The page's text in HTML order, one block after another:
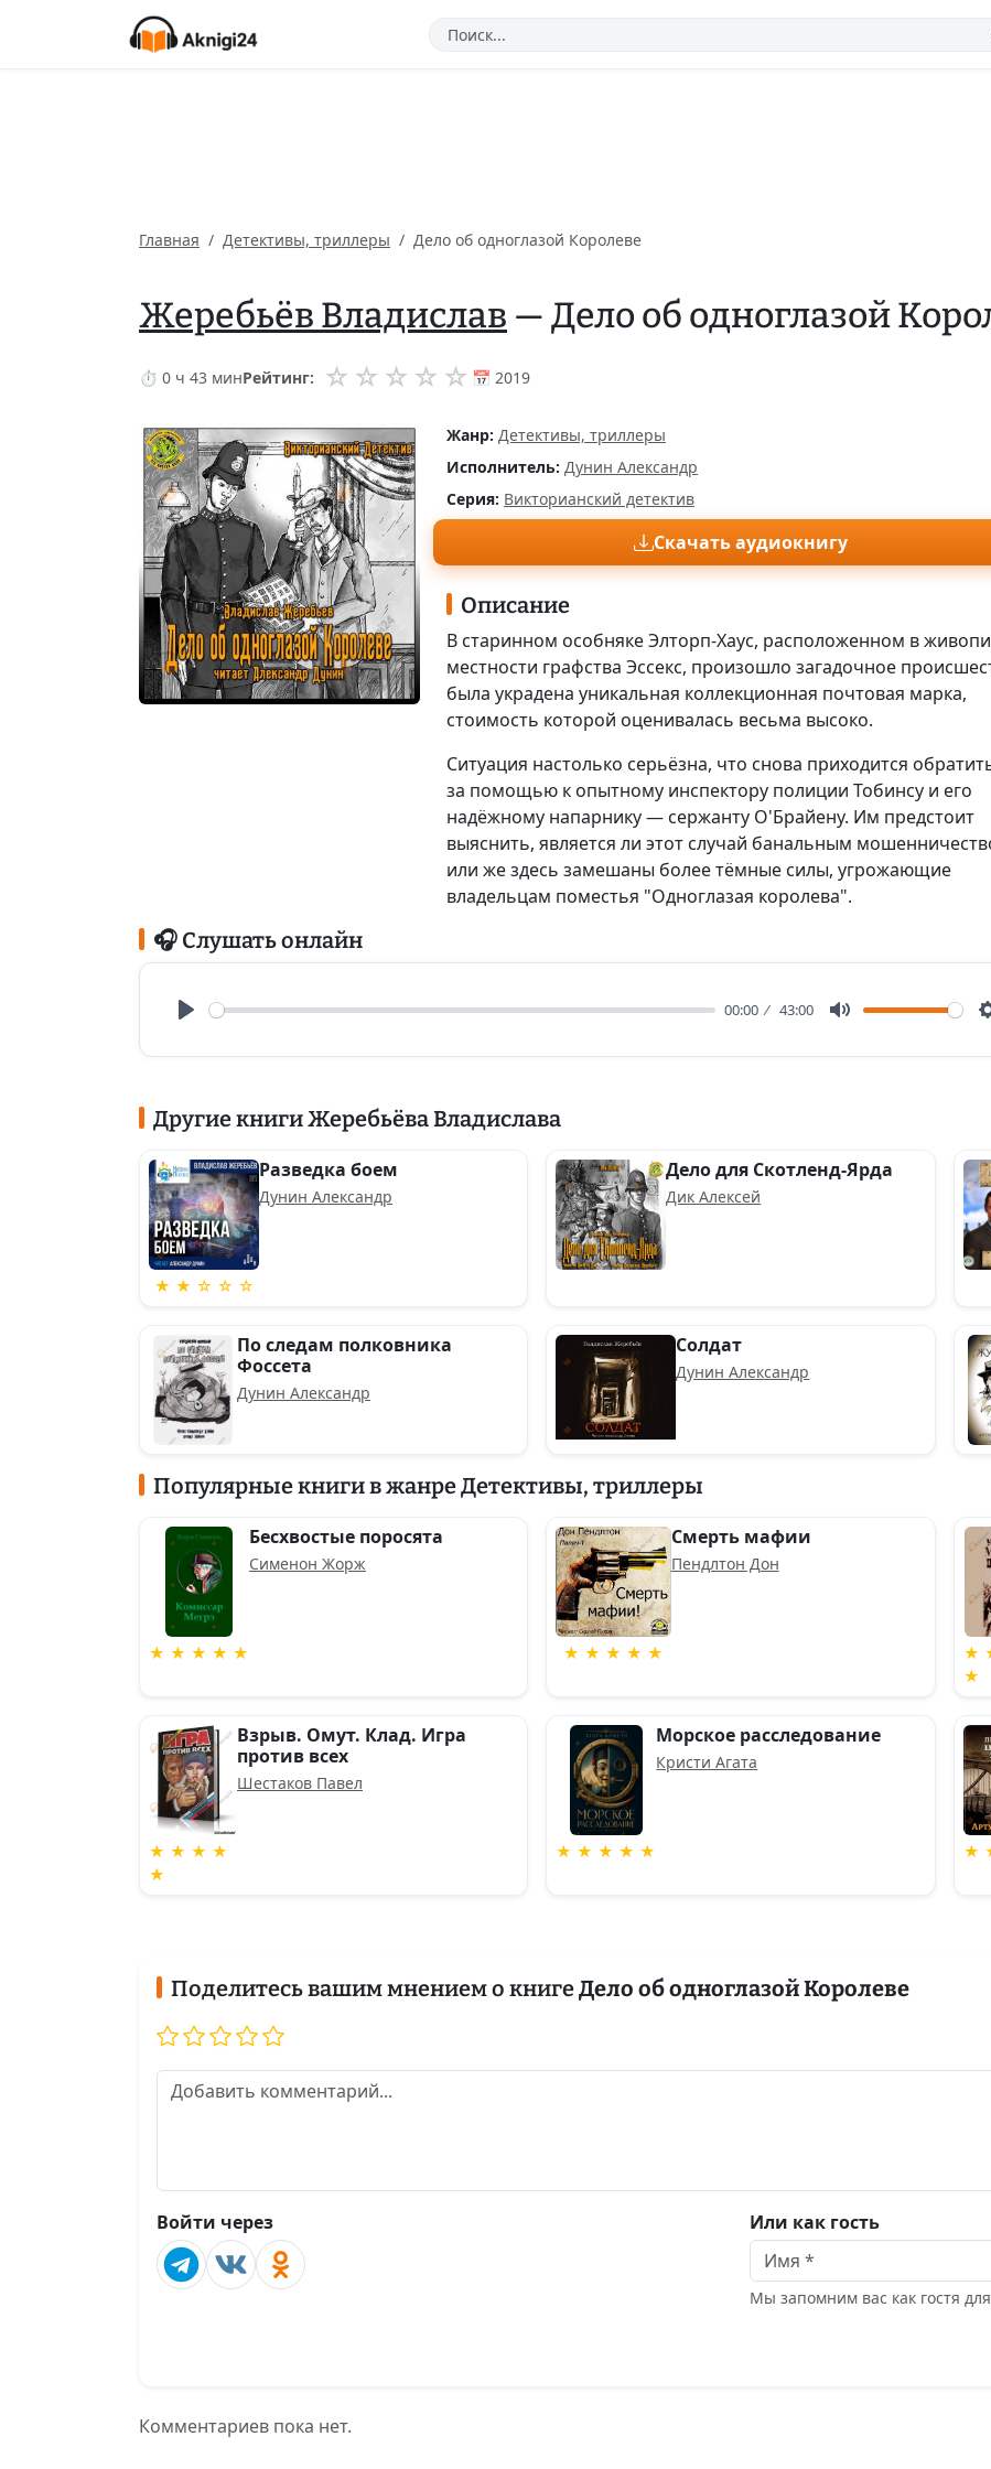
Главная Детективы, триллеры Дело об одноглазой Королеве
Жеребьёв Владислав — Дело об одноглазой
⏱ 0 ч 43 минРейтинг: ☆ ☆ ☆ ☆ ☆ 📅 2019
Жанр: Детективы, триллеры
Исполнитель: Дунин Александр
Серия: Викторианский детектив
Скачать аудиокнигу
Описание
В старинном особняке Элторп-Хаус, расположенном в
местности графства Эссекс, произошло загадочное
была украдена уникальная коллекционная почтовая марка,
стоимость которой оценивалась весьма высоко.
Ситуация настолько серьёзна, что снова приходится
за помощью к опытному инспектору полиции Тобинсу и его
надёжному напарнику — сержанту О'Брайену. Им предстоит
выяснить, является ли этот случай банальным
или же здесь замешаны более тёмные силы, угрожающие
владельцам поместья "Одноглазая королева".
🎧 Слушать онлайн
00:00 43:00
Другие книги Жеребьёва Владислава
★ ★ ☆ ☆ ☆
Разведка боем
Дунин Александр
Дело для Скотленд-Ярда
Дик Алексей
По следам полковника
Фоссета
Дунин Александр
Солдат
Дунин Александр
Популярные книги в жанре Детективы, триллеры
★ ★ ★ ★ ★
Бесхвостые поросята
Сименон Жорж
★ ★ ★ ★ ★
Смерть мафии
Пендлтон Дон
★
★
★ ★ ★ ★
★
Взрыв. Омут. Клад. Игра
против всех
Шестаков Павел
★ ★ ★ ★ ★
Морское расследование
Кристи Агата
★
Поделитесь вашим мнением о книгеДело об одноглазой Королеве
Войти через Или как гость
Мы запомним вас как гостя
Комментариев пока нет.